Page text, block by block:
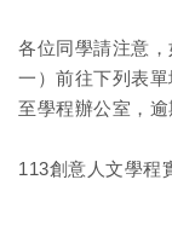
各位同學請注意
一）前往下列表
至學程辦公室，逾
113創意人文學程